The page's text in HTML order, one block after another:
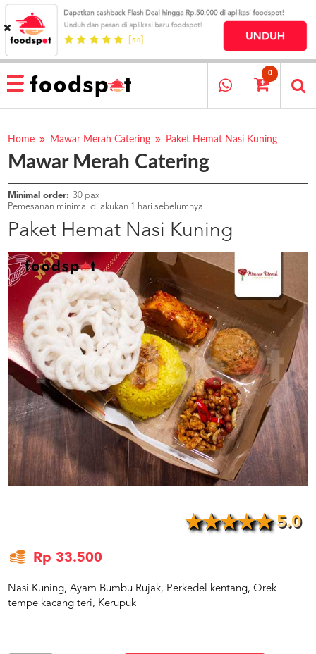
HOME
MENU
RESTAURANT
PESAN
OUR
COMPANY
KATA
MEREKA
KATALOG
LOYALTY
PROGRAM
FAQ
ABOUT
CATERERS
BLOG
TERMS
CONDITIONS
CALL
CENTER
021
5091
3494
0
Home Mawar Merah Catering Paket Hemat Nasi Kuning
Mawar Merah Catering
Minimal order: 30 pax
Pemesanan minimal dilakukan 1 hari sebelumnya
Paket Hemat Nasi Kuning
5.0
Rp 33.500
Nasi Kuning, Ayam Bumbu Rujak, Perkedel kentang, Orek
tempe kacang teri, Kerupuk